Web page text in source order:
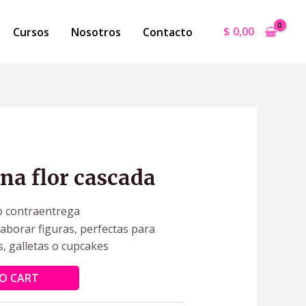
Cursos Nosotros Contacto $ 0,00
flor cascada
contraentrega
figuras, perfectas para
galletas o cupcakes
CART